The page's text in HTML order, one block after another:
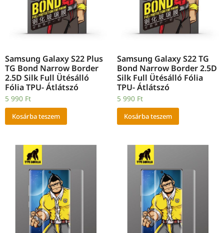
Samsung Galaxy S22 Plus
TG Bond Narrow Border
2.5D Silk Full Ütésálló
Fólia TPU- Átlátszó
5 990 Ft
Kosárba teszem
Samsung Galaxy S22 TG
Bond Narrow Border 2.5D
Silk Full Ütésálló Fólia
TPU- Átlátszó
5 990 Ft
Kosárba teszem